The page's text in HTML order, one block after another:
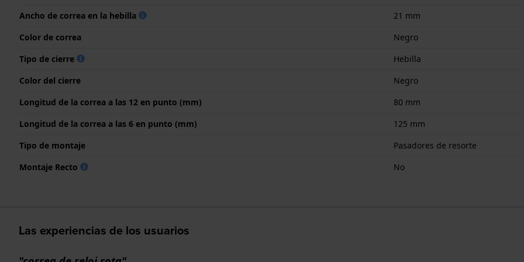
Ancho de correa en la hebilla
21 mm
Color de correa
Negro
Tipo de cierre
Hebilla
Color del cierre
Negro
Longitud de la correa a las 12 en punto (mm)
80 mm
Longitud de la correa a las 6 en punto (mm)
125 mm
Tipo de montaje
Pasadores de resorte
Montaje Recto
No
Las experiencias de los usuarios